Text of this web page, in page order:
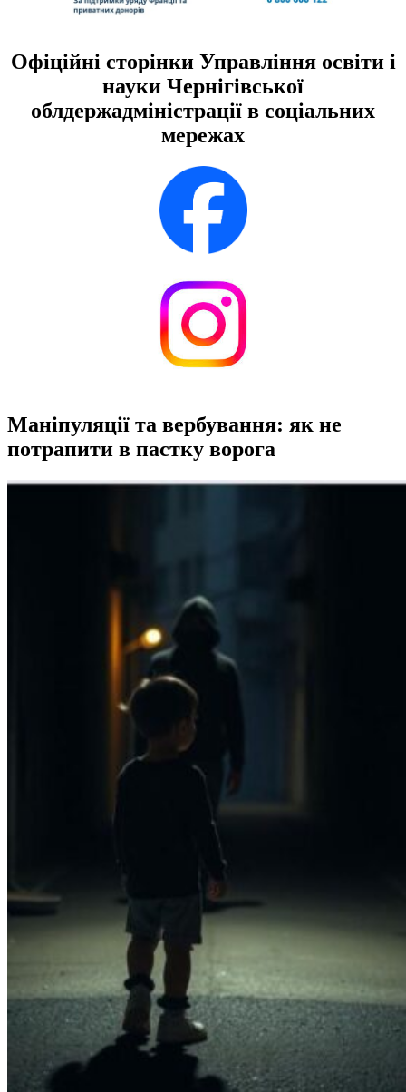
Офіційні сторінки Управління освіти і
науки Чернігівської
облдержадміністрації в соціальних
мережах
Маніпуляції та вербування: як не
потрапити в пастку ворога